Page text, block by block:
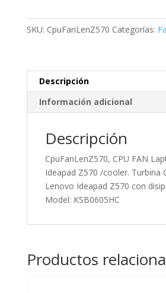
Lenovo
Turbina
CPU
para
Ideapad
disipador
incluido.
Model:
SKU: CpuFanLenZ570 Categorías:
Descripción
Información adicional
Descripción
CpuFanLenZ570, CPU FAN
Ideapad Z570 /cooler. Turbina
Lenovo Ideapad Z570 con
Model: KSB0605HC
Productos